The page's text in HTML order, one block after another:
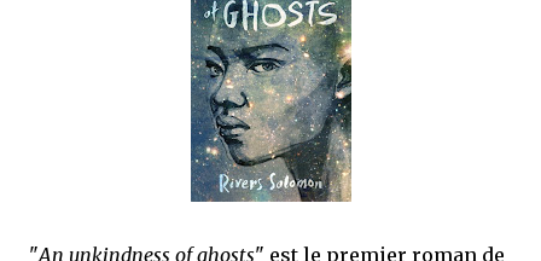
que Thomas connaissait et appréciait Olivier. Marlowe découvre une ville qu’il
ne connaissait pas, habitée par la méfiance, la peur et le rigorisme de la Ligue,
une ville pleine de mystères et de vieilles rancœurs. La Dame d...
"An unkindness of ghosts" est le premier roman de